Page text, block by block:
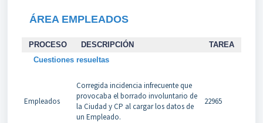
ÁREA EMPLEADOS
PROCESO DESCRIPCIÓN
TAREA
Cuestiones resueltas
Empleados
Corregida incidencia infrecuente que
provocaba el borrado involuntario de
la Ciudad y CP al cargar los datos de
un Empleado.
22965